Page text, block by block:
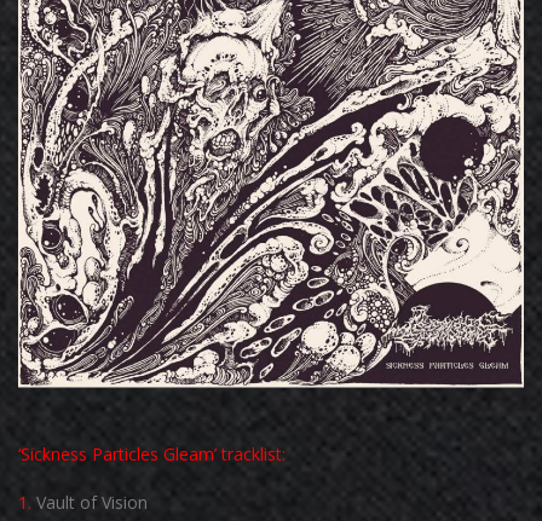
‘Sickness Particles Gleam’ tracklist:
1. Vault of Vision